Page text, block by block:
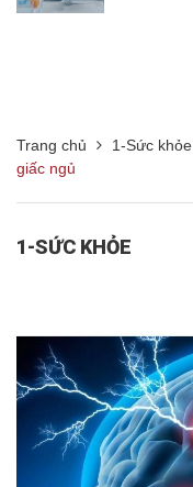
Trang chủ 1-Sức khỏe
giấc ngủ
1-SỨC KHỎE